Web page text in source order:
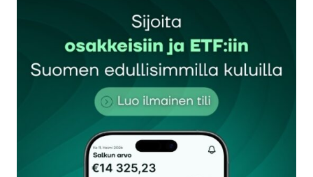
Sähköpostiosoitettasi ei julkaista.Pakolliset
kentät on merkitty*
Kommentti*